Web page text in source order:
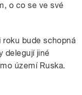
o co se ve své
roku bude schopná
delegují jiné
území Ruska.